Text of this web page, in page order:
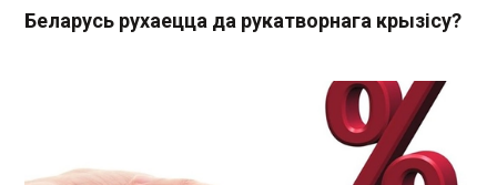
Беларусь рухаецца да рукатворнага крызісу?